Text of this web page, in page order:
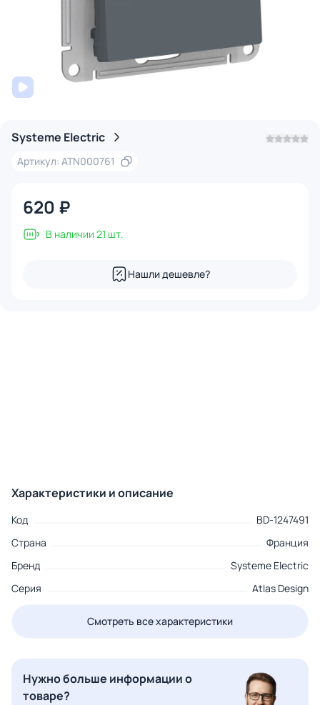
Systeme Electric
Артикул: ATN000761
620 ₽
В наличии 21 шт.
Нашли дешевле?
Характеристики и описание
Код
BD-1247491
Страна
Франция
Бренд
Systeme Electric
Серия
Atlas Design
Смотреть все характеристики
Нужно больше информации о
товаре?